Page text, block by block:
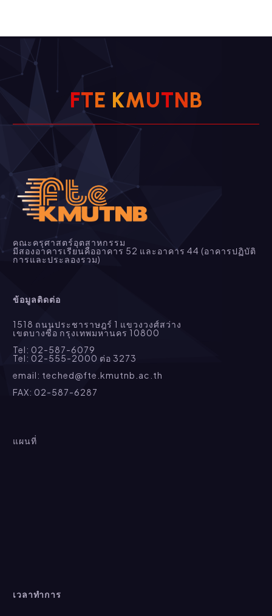
FTE KMUTNB
คณะครุศาสตร์อุตสาหกรรม
มีสองอาคารเรียนคืออาคาร 52 และอาคาร 44 (อาคารปฏิบัติ
การและประลองรวม)
ข้อมูลติดต่อ
1518 ถนนประชาราษฎร์ 1 แขวงวงศ์สว่าง
เขตบางซื่อ กรุงเทพมหานคร 10800
Tel: 02-587-6079
Tel: 02-555-2000 ต่อ 3273
email: teched@fte.kmutnb.ac.th
FAX: 02-587-6287
แผนที่
เวลาทำการ